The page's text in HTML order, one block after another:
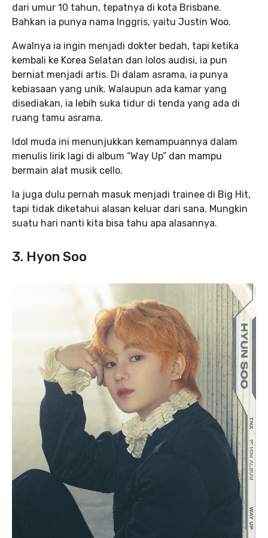
dari umur 10 tahun, tepatnya di kota Brisbane.
Bahkan ia punya nama Inggris, yaitu Justin Woo.
Awalnya ia ingin menjadi dokter bedah, tapi ketika
kembali ke Korea Selatan dan lolos audisi, ia pun
berniat menjadi artis. Di dalam asrama, ia punya
kebiasaan yang unik. Walaupun ada kamar yang
disediakan, ia lebih suka tidur di tenda yang ada di
ruang tamu asrama.
Idol muda ini menunjukkan kemampuannya dalam
menulis lirik lagi di album “Way Up” dan mampu
bermain alat musik cello.
Ia juga dulu pernah masuk menjadi trainee di Big Hit,
tapi tidak diketahui alasan keluar dari sana. Mungkin
suatu hari nanti kita bisa tahu apa alasannya.
3. Hyon Soo